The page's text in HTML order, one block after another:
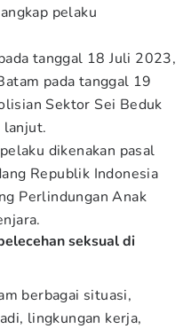
pelaku
tanggal 18 Juli 2023,
pada tanggal 19
Sektor Sei Beduk
lanjut.
dikenakan pasal
Republik Indonesia
Perlindungan Anak
seksual di
berbagai situasi,
lingkungan kerja,